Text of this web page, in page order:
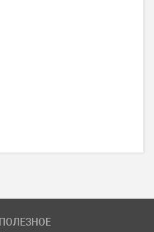
ПОЛЕЗНОЕ